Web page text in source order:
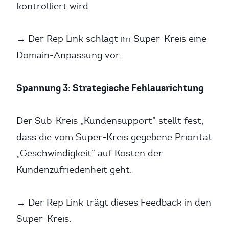
kontrolliert wird.
→ Der Rep Link schlägt im Super-Kreis eine
Domain-Anpassung vor.
Spannung 3: Strategische Fehlausrichtung
Der Sub-Kreis „Kundensupport” stellt fest,
dass die vom Super-Kreis gegebene Priorität
„Geschwindigkeit” auf Kosten der
Kundenzufriedenheit geht.
→ Der Rep Link trägt dieses Feedback in den
Super-Kreis.